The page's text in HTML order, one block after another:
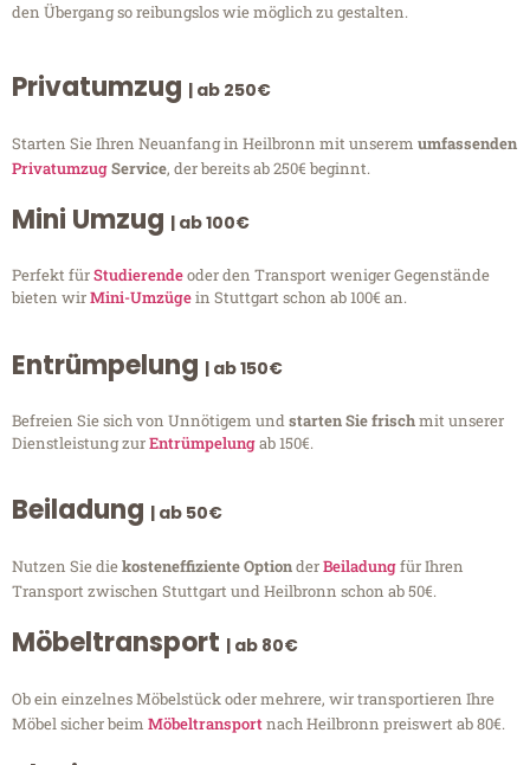
den Übergang so reibungslos wie möglich zu gestalten.
Privatumzug | ab 250€
Starten Sie Ihren Neuanfang in Heilbronn mit unserem umfassenden
PrivatumzugService, der bereits ab 250€ beginnt.
Mini Umzug | ab 100€
Perfekt fürStudierendeoder den Transport weniger Gegenstände
bieten wirMini-Umzügein Stuttgart schon ab 100€ an.
Entrümpelung | ab 150€
Befreien Sie sich von Unnötigem undstarten Sie frischmit unserer
Dienstleistung zurEntrümpelungab 150€.
Beiladung | ab 50€
Nutzen Sie diekosteneffiziente OptionderBeiladungfür Ihren
Transport zwischen Stuttgart und Heilbronn schon ab 50€.
Möbeltransport | ab 80€
Ob ein einzelnes Möbelstück oder mehrere, wir transportieren Ihre
Möbel sicher beim Möbeltransportnach Heilbronn preiswert ab 80€.